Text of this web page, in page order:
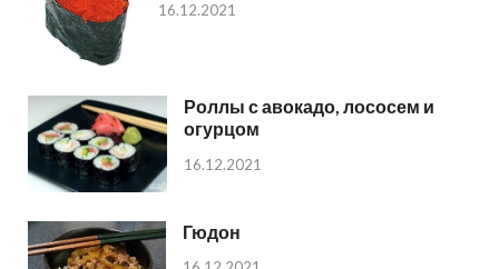
16.12.2021
Роллы с авокадо, лососем и
огурцом
16.12.2021
Гюдон